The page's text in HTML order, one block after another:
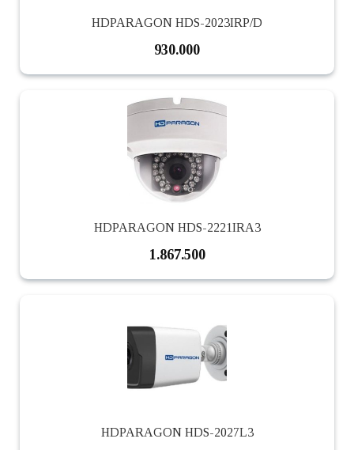
HDPARAGON HDS-2023IRP/D
930.000
HDPARAGON HDS-2221IRA3
1.867.500
HDPARAGON HDS-2027L3